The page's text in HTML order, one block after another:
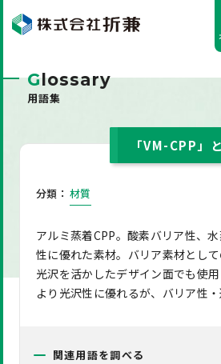
Glossary
用語集
「VM-CPP」
分類： 材質
アルミ蒸着CPP。酸素バリア性、
性に優れた素材。バリア素材とし
光沢を活かしたデザイン面でも使
より光沢性に優れるが、バリア性・
関連用語を調べる